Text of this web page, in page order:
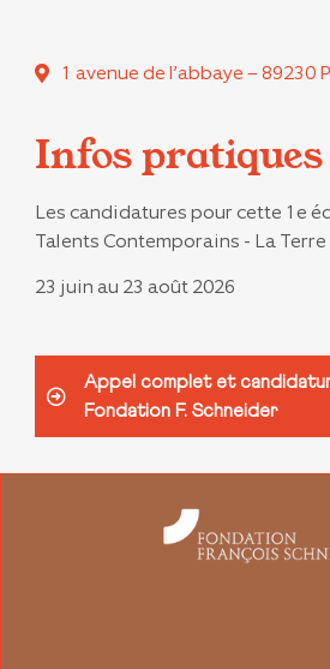
1 avenue de l’abbaye – 89230
Infos pratiques
Les candidatures pour cette 1e
Talents Contemporains - La
23 juin au 23 août 2026
Appel complet et
Fondation F. Schneider